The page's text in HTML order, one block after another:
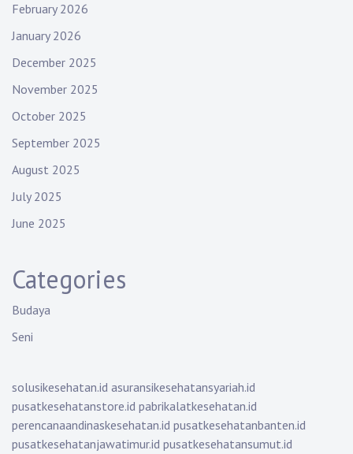
February 2026
January 2026
December 2025
November 2025
October 2025
September 2025
August 2025
July 2025
June 2025
Categories
Budaya
Seni
solusikesehatan.id asuransikesehatansyariah.id
pusatkesehatanstore.id pabrikalatkesehatan.id
perencanaandinaskesehatan.id pusatkesehatanbanten.id
pusatkesehatanjawatimur.id pusatkesehatansumut.id